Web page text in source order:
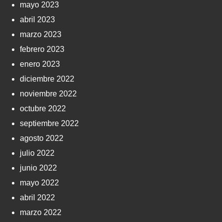
mayo 2023
abril 2023
marzo 2023
febrero 2023
enero 2023
diciembre 2022
noviembre 2022
octubre 2022
septiembre 2022
agosto 2022
julio 2022
junio 2022
mayo 2022
abril 2022
marzo 2022